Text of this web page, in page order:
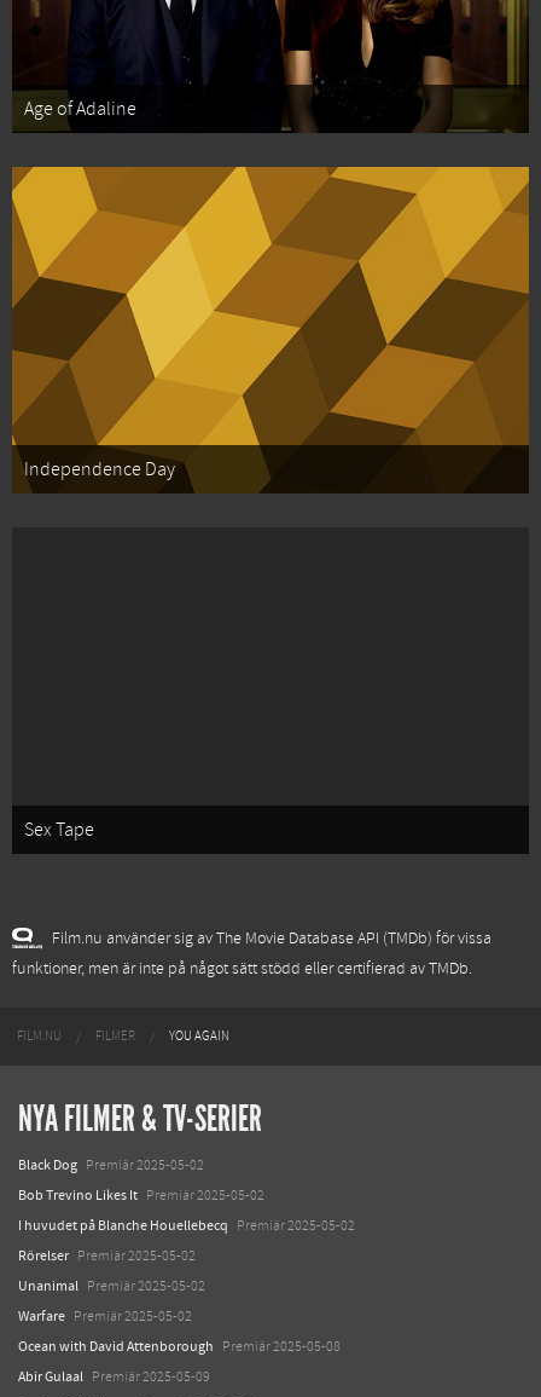
Age of Adaline
Independence Day
Sex Tape
Film.nu använder sig av The Movie Database API (TMDb) för vissa
funktioner, men är inte på något sätt stödd eller certifierad av TMDb.
FILM.NU FILMER YOU AGAIN
NYA FILMER & TV-SERIER
Black Dog Premiär 2025-05-02
Bob Trevino Likes It Premiär 2025-05-02
I huvudet på Blanche Houellebecq Premiär 2025-05-02
Rörelser Premiär 2025-05-02
Unanimal Premiär 2025-05-02
Warfare Premiär 2025-05-02
Ocean with David Attenborough Premiär 2025-05-08
Abir Gulaal Premiär 2025-05-09